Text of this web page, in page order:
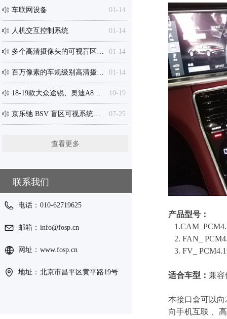
产品型号：
2. FAN_
3. FV_
适合车型： 兼容
本接口盒可以向
向手机互联 、
01-14
ꂗ 车联网设备
01-14
ꂗ 人机交互控制系统
01-14
ꂗ 多个高清摄像头的可视盲区监测系统
01-14
ꂗ 百万像素的车规级别高清摄像头
10-19
ꂗ 18-19款大众途锐、奥迪A8、保时捷 京乐驰VGA高清360度全景专用接口盒、安卓一体机...
07-25
ꂗ 京乐驰 BSV 盲区可视系统为您安全出行护航
查看更多
联系我们
电话： 010-62719625
邮箱： info@fosp.cn
网址： www.fosp.cn
地址： 北京市昌平区黄平路19号